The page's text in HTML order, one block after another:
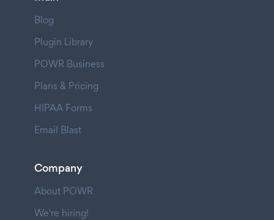
Blog
Plugin Library
POWR Business
Plans & Pricing
HIPAA Forms
Email Blast
Company
About POWR
We're hiring!